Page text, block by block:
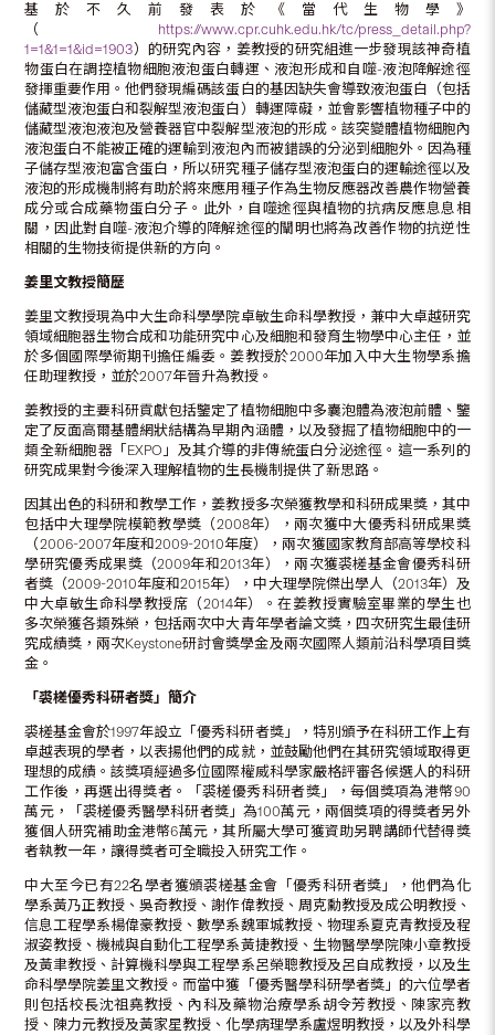
基於不久前發表於《當代生物學》
（ https://www.cpr.cuhk.edu.hk/tc/press_detail.php?
1=1&1=1&id=1903）的研究內容，姜教授的研究組進一步發現該神奇植
物蛋白在調控植物細胞液泡蛋白轉運、液泡形成和自噬-液泡降解途徑
發揮重要作用。他們發現編碼該蛋白的基因缺失會導致液泡蛋白（包括
儲藏型液泡蛋白和裂解型液泡蛋白）轉運障礙，並會影響植物種子中的
儲藏型液泡液泡及營養器官中裂解型液泡的形成。該突變體植物細胞內
液泡蛋白不能被正確的運輸到液泡內而被錯誤的分泌到細胞外。因為種
子儲存型液泡富含蛋白，所以研究種子儲存型液泡蛋白的運輸途徑以及
液泡的形成機制將有助於將來應用種子作為生物反應器改善農作物營養
成分或合成藥物蛋白分子。此外，自噬途徑與植物的抗病反應息息相
關，因此對自噬-液泡介導的降解途徑的闡明也將為改善作物的抗逆性
相關的生物技術提供新的方向。
姜里文教授簡歷
姜里文教授現為中大生命科學學院卓敏生命科學教授，兼中大卓越研究
領域細胞器生物合成和功能研究中心及細胞和發育生物學中心主任，並
於多個國際學術期刊擔任編委。姜教授於2000年加入中大生物學系擔
任助理教授，並於2007年晉升為教授。
姜教授的主要科研貢獻包括鑒定了植物細胞中多囊泡體為液泡前體、鑒
定了反面高爾基體網狀結構為早期內涵體，以及發掘了植物細胞中的一
類全新細胞器「EXPO」及其介導的非傳統蛋白分泌途徑。這一系列的
研究成果對今後深入理解植物的生長機制提供了新思路。
因其出色的科研和教學工作，姜教授多次榮獲教學和科研成果獎，其中
包括中大理學院模範教學獎（2008年），兩次獲中大優秀科研成果獎
（2006-2007年度和2009-2010年度），兩次獲國家教育部高等學校科
學研究優秀成果獎（2009年和2013年），兩次獲裘槎基金會優秀科研
者獎（2009-2010年度和2015年），中大理學院傑出學人（2013年）及
中大卓敏生命科學教授席（2014年）。在姜教授實驗室畢業的學生也
多次榮獲各類殊榮，包括兩次中大青年學者論文獎，四次研究生最佳研
究成績獎，兩次Keystone研討會獎學金及兩次國際人類前沿科學項目獎
金。
「裘槎優秀科研者獎」簡介
裘槎基金會於1997年設立「優秀科研者獎」，特別頒予在科研工作上有
卓越表現的學者，以表揚他們的成就，並鼓勵他們在其研究領域取得更
理想的成績。該獎項經過多位國際權威科學家嚴格評審各候選人的科研
工作後，再選出得獎者。「裘槎優秀科研者獎」，每個獎項為港幣90
萬元，「裘槎優秀醫學科研者獎」為100萬元，兩個獎項的得獎者另外
獲個人研究補助金港幣6萬元，其所屬大學可獲資助另聘講師代替得獎
者執教一年，讓得獎者可全職投入研究工作。
中大至今已有22名學者獲頒裘槎基金會「優秀科研者獎」，他們為化
學系黃乃正教授、吳奇教授、謝作偉教授、周克勳教授及成公明教授、
信息工程學系楊偉豪教授、數學系魏軍城教授、物理系夏克青教授及程
淑姿教授、機械與自動化工程學系黃捷教授、生物醫學學院陳小章教授
及黃聿教授、計算機科學與工程學系呂榮聰教授及呂自成教授，以及生
命科學學院姜里文教授。而當中獲「優秀醫學科研學者獎」的六位學者
則包括校長沈祖堯教授、內科及藥物治療學系胡令芳教授、陳家亮教
授、陳力元教授及黃家星教授、化學病理學系盧煜明教授，以及外科學